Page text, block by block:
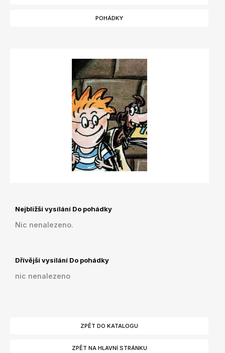
POHÁDKY
Nejbližší vysílání Do pohádky
Nic nenalezeno.
Dřívější vysílání Do pohádky
nic nenalezeno
ZPĚT DO KATALOGU
ZPĚT NA HLAVNÍ STRÁNKU